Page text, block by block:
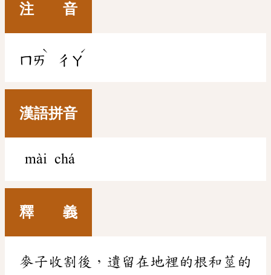
注 音
ㄇㄞ
ˋ
ㄔㄚ
ˊ
漢語拼音
mài chá
釋 義
麥子收割後，遺留在地裡的根和莖的